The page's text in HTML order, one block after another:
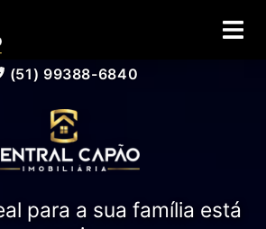
(51) 99388-6840
para a sua família está